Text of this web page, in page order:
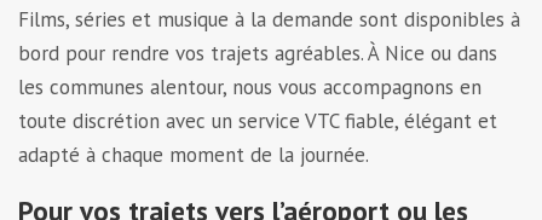
Films, séries et musique à la demande sont disponibles à
bord pour rendre vos trajets agréables. À Nice ou dans
les communes alentour, nous vous accompagnons en
toute discrétion avec un service VTC fiable, élégant et
adapté à chaque moment de la journée.
Pour vos trajets vers l’aéroport ou les